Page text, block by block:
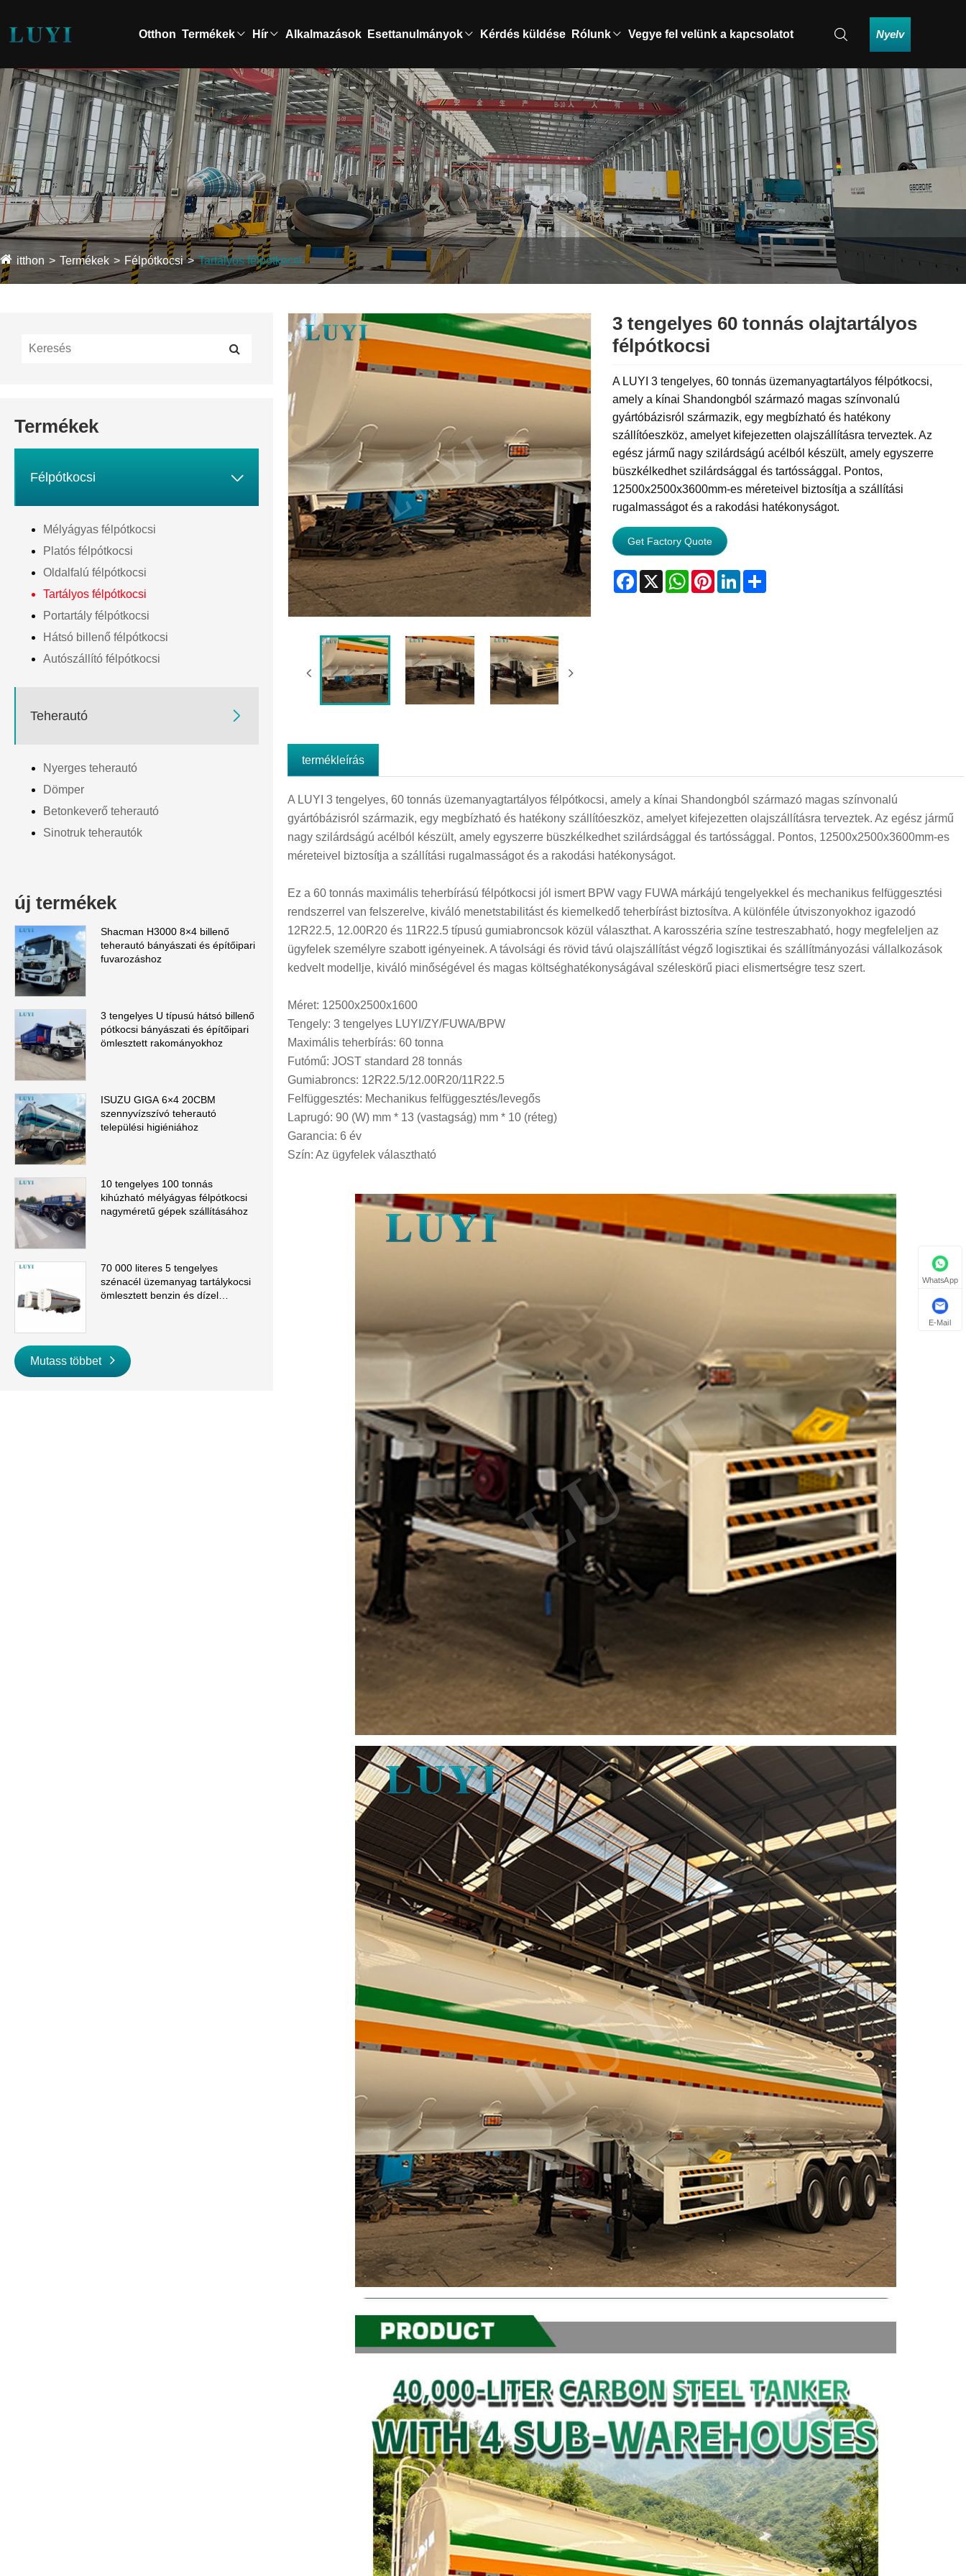
Otthon Termékek Hír Alkalmazások Esettanulmányok Kérdés küldése Rólunk Vegye fel velünk a kapcsolatot Nyelv
itthon Termékek Félpótkocsi Tartályos félpótkocsi
Termékek
Félpótkocsi 
Mélyágyas félpótkocsi
Platós félpótkocsi
Oldalfalú félpótkocsi
Tartályos félpótkocsi
Portartály félpótkocsi
Hátsó billenő félpótkocsi
Autószállító félpótkocsi
Teherautó 
Nyerges teherautó
Dömper
Betonkeverő teherautó
Sinotruk teherautók
új termékek
Shacman H3000 8×4 billenő
teherautó bányászati ​​és építőipari
fuvarozáshoz
3 tengelyes U típusú hátsó billenő
pótkocsi bányászati ​​és építőipari
ömlesztett rakományokhoz
ISUZU GIGA 6×4 20CBM
szennyvízszívó teherautó
települési higiéniához
10 tengelyes 100 tonnás
kihúzható mélyágyas félpótkocsi
nagyméretű gépek szállításához
70 000 literes 5 tengelyes
szénacél üzemanyag tartálykocsi
ömlesztett benzin és dízel
Mutass többet
3 tengelyes 60 tonnás olajtartályos
félpótkocsi
A LUYI 3 tengelyes, 60 tonnás üzemanyagtartályos félpótkocsi,
amely a kínai Shandongból származó magas színvonalú
gyártóbázisról származik, egy megbízható és hatékony
szállítóeszköz, amelyet kifejezetten olajszállításra terveztek. Az
egész jármű nagy szilárdságú acélból készült, amely egyszerre
büszkélkedhet szilárdsággal és tartóssággal. Pontos,
12500x2500x3600mm-es méreteivel biztosítja a szállítási
rugalmasságot és a rakodási hatékonyságot.
Get Factory Quote
Facebook
X WhatsApp
PinterestLinkedInShare
termékleírás
A LUYI 3 tengelyes, 60 tonnás üzemanyagtartályos félpótkocsi, amely a kínai Shandongból származó magas színvonalú
gyártóbázisról származik, egy megbízható és hatékony szállítóeszköz, amelyet kifejezetten olajszállításra terveztek. Az egész jármű
nagy szilárdságú acélból készült, amely egyszerre büszkélkedhet szilárdsággal és tartóssággal. Pontos, 12500x2500x3600mm-es
méreteivel biztosítja a szállítási rugalmasságot és a rakodási hatékonyságot.
Ez a 60 tonnás maximális teherbírású félpótkocsi jól ismert BPW vagy FUWA márkájú tengelyekkel és mechanikus felfüggesztési
rendszerrel van felszerelve, kiváló menetstabilitást és kiemelkedő teherbírást biztosítva. A különféle útviszonyokhoz igazodó
12R22.5, 12.00R20 és 11R22.5 típusú gumiabroncsok közül választhat. A karosszéria színe testreszabható, hogy megfeleljen az
ügyfelek személyre szabott igényeinek. A távolsági és rövid távú olajszállítást végző logisztikai és szállítmányozási vállalkozások
kedvelt modellje, kiváló minőségével és magas költséghatékonyságával széleskörű piaci elismertségre tesz szert.
Méret: 12500x2500x1600
Tengely: 3 tengelyes LUYI/ZY/FUWA/BPW
Maximális teherbírás: 60 tonna
Futómű: JOST standard 28 tonnás
Gumiabroncs: 12R22.5/12.00R20/11R22.5
Felfüggesztés: Mechanikus felfüggesztés/levegős
Laprugó: 90 (W) mm * 13 (vastagság) mm * 10 (réteg)
Garancia: 6 év
Szín: Az ügyfelek választható
WhatsApp
E-Mail